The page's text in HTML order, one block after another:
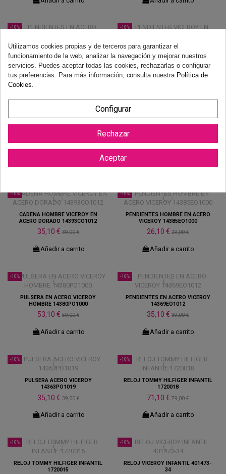
-10%
PENDIENTES EN ACERO VICEROY
MUJER 15206EO1019
40,50 € 45,00 €
-10%
PENDIENTES VICEROY EN ACERO
DORADO 15205EO1012
35,10 €39,00 €
GARGANTILLA ACERO VICEROY
35,10 €39,00 €
Añadir a carrito
-10%
CADENA ACERO VICEROY PARA
HOMBRE DORADA 14393PO1012
31,50 €35,00 €
Añadir a carrito
-10%
CADENA HOMBRE VICEROY EN
ACERO DORADO 14393CO1012
35,10 € 39,00 €
Añadir a carrito
-10%
PENDIENTES HOMBRE EN ACERO
VICEROY 14385EO1000
26,10 €29,00 €
Añadir a carrito
-10%
PULSERA EN ACERO VICEROY
HOMBRE 14380PO1000
53,10 € 59,00 €
Añadir a carrito
-10%
PENDIENTES EN ACERO VICEROY
14369EO1012
35,10 €39,00 €
Añadir a carrito
-10%
PULSERA ACERO VICEROY
14363PO1019
35,10 € 39,00 €
Añadir a carrito
-10%
RELOJ TOMMY HILFIGER INFANTIL
1720018
71,10 €79,00 €
Añadir a carrito
-10%
RELOJ TOMMY HILFIGER INFANTIL
1720015
-10%
RELOJ VICEROY INFANTIL 401473-
34
Utilizamos cookies propias y de terceros para garantizar el
funcionamiento de la web, analizar la navegación y mejorar nuestros
servicios. Puedes aceptar todas las cookies, rechazarlas o configurar
tus preferencias. Para más información, consulta nuestra Política de
Cookies
Configurar
Rechazar
Aceptar